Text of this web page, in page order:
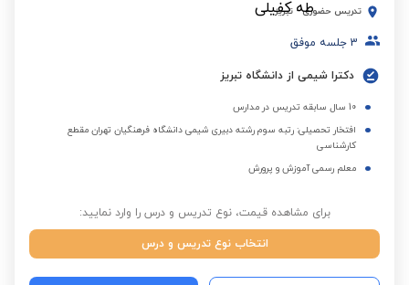
تدریس حضوری - تبریز
3 جلسه موفق
دکترا شیمی از دانشگاه تبریز
10 سال سابقه تدریس در مدارس
افتخار تحصیلی: رتبه سوم رشته دبیری شیمی دانشگاه فرهنگیان تهران مقطع
کارشناسی
معلم رسمی آموزش و پرورش
برای مشاهده قیمت، نوع تدریس و درس را وارد نمایید:
انتخاب نوع تدریس و درس